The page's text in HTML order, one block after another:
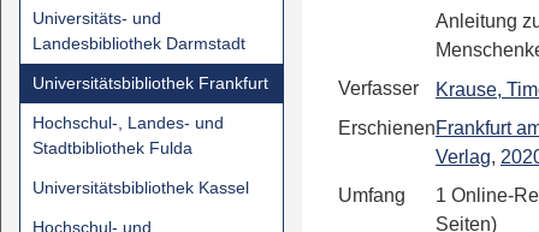
Universitäts- und
Landesbibliothek Darmstadt
Universitätsbibliothek Frankfurt
Hochschul-, Landes- und
Stadtbibliothek Fulda
Universitätsbibliothek Kassel
Hochschul- und
Anleitung
Verfasser
Krause,
ErschienenFrankfurt
Verlag,
Umfang
1 Online-
Seiten)